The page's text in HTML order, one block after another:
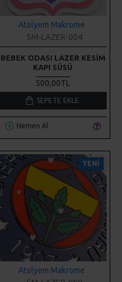
BEBEK ODASI LAZER KESIM
KAPI SÜSÜ
500,00TL
SEPETE EKLE
Hemen Al
YENI
Atolyem Makrome
SM-LAZER-009
FENERBAHÇE TARAFTAR
BEBEK ODASI KAPI SÜSÜ